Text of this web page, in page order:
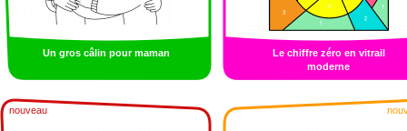
Un gros câlin pour maman
Le chiffre zéro en vitrail
moderne
nouveau